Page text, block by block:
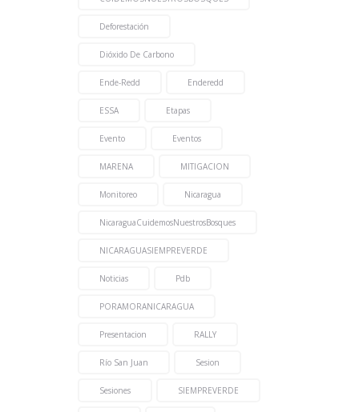
Deforestación
Dióxido De Carbono
Ende-Redd Enderedd
ESSA Etapas
Evento Eventos
MARENA MITIGACION
Monitoreo Nicaragua
NicaraguaCuidemosNuestrosBosques
NICARAGUASIEMPREVERDE
Noticias Pdb
PORAMORANICARAGUA
Presentacion RALLY
Río San Juan Sesion
Sesiones SIEMPREVERDE